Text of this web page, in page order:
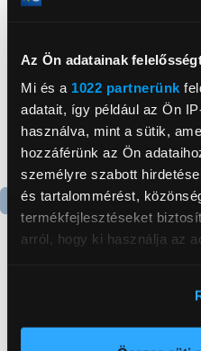
Az Ön adatainak
Mi és a 1022 partnerünk
adatait, így például az Ön
használva, mint a sütik,
hozzáférünk az Ön
személyre szabott
és tartalommérést,
termékfejlesztéseket
arról, hogy ki használja az
elhelyezkedéséről pár
Termék adatlap
grafitszürke